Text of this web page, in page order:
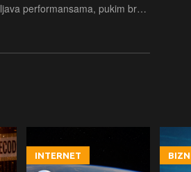
Teltonikin vrhunski 5G router oduševljava performansama, pukim brojem mogućnosti, ali i, posve neočekivano, jednostavnošću korištenja
INTERNET